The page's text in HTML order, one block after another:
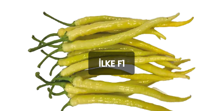
İLKE F1